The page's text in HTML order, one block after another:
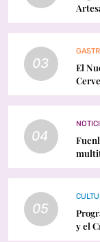
03
El
04
05
y el